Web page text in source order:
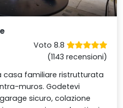
Voto 8.8
(1143 recensioni)
casa familiare ristrutturata
muros. Godetevi
sicuro, colazione